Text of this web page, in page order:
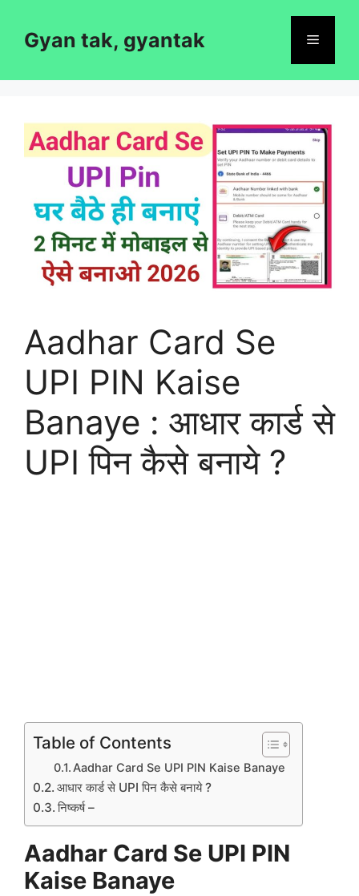
contentGyan tak, gyantak Menu
Aadhar Card Se
UPI PIN Kaise
Banaye : आधार कार्ड से
UPI पिन कैसे बनाये ?
Table of Contents
Aadhar Card Se UPI PIN Kaise Banaye
आधार कार्ड से UPI पिन कैसे बनाये ?
निष्कर्ष –
Aadhar Card Se UPI PIN
Kaise Banaye